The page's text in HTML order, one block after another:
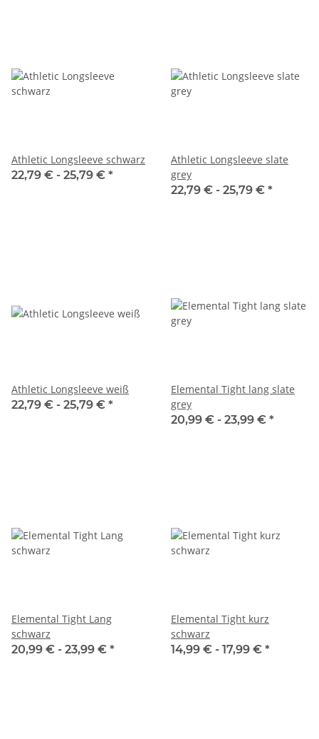
Athletic Longsleeve schwarz
22,79 € - 25,79 € *
Athletic Longsleeve slate
grey
22,79 € - 25,79 € *
Athletic Longsleeve weiß
22,79 € - 25,79 € *
Elemental Tight lang slate
grey
20,99 € - 23,99 € *
Elemental Tight Lang
schwarz
20,99 € - 23,99 € *
Elemental Tight kurz
schwarz
14,99 € - 17,99 € *